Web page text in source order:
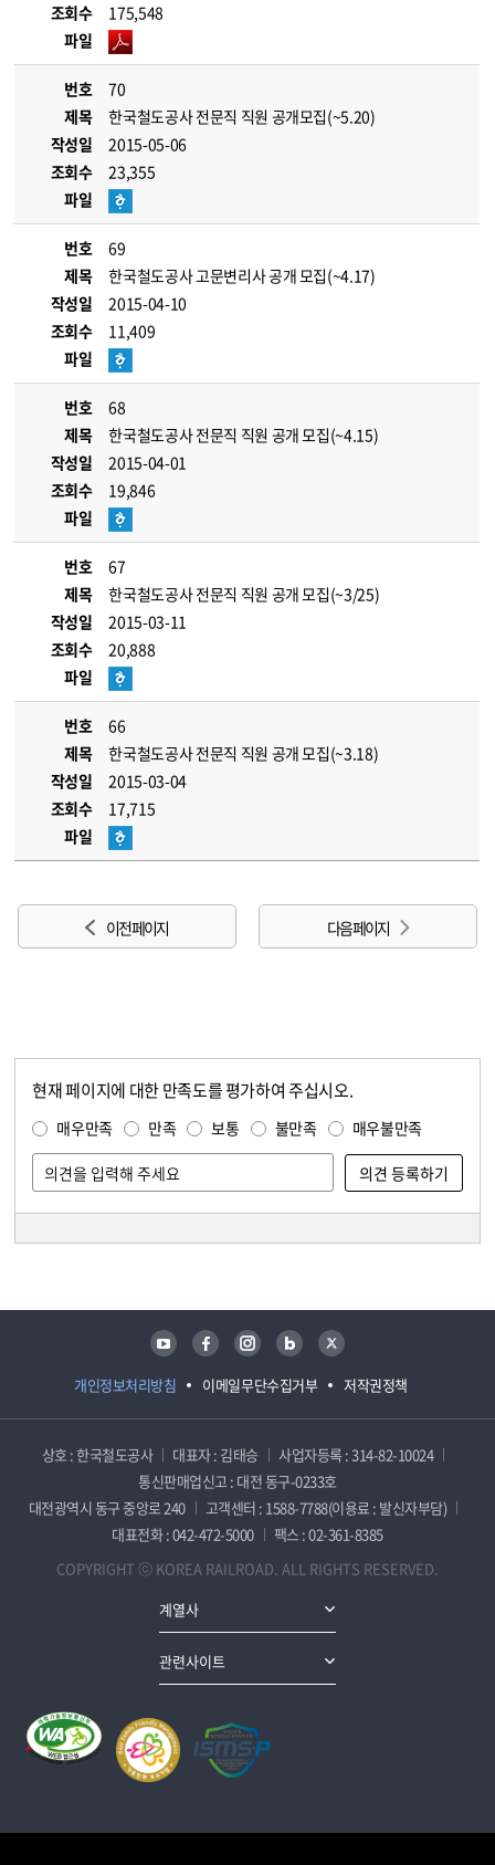
조회수
175,548
파일
번호
70
제목
한국철도공사 전문직 직원 공개모집(~5.20)
작성일
2015-05-06
조회수
23,355
파일
번호
69
제목
한국철도공사 고문변리사 공개 모집(~4.17)
작성일
2015-04-10
조회수
11,409
파일
번호
68
제목
한국철도공사 전문직 직원 공개 모집(~4.15)
작성일
2015-04-01
조회수
19,846
파일
번호
67
제목
한국철도공사 전문직 직원 공개 모집(~3/25)
작성일
2015-03-11
조회수
20,888
파일
번호
66
제목
한국철도공사 전문직 직원 공개 모집(~3.18)
작성일
2015-03-04
조회수
17,715
파일
이전 페이지 다음 페이지
현재 페이지에 대한 만족도를 평가하여 주십시오.
매우만족 만족 보통 불만족 매우불만족
개인정보처리방침 이메일무단수집거부 저작권정책
유튜브 페이스북 인스타그램 블로그 트위터
상호 : 한국철도공사 대표자 : 김태승
사업자등록 : 314-82-10024
통신판매업신고 : 대전 동구-0233호
대전광역시 동구 중앙로 240
고객센터 : 1588-7788(이용료 : 발신자부담)
대표전화 : 042-472-5000
팩스 : 02-361-8385
COPYRIGHT ⓒ KOREA RAILROAD. ALL RIGHTS RESERVED.
계열사
관련사이트